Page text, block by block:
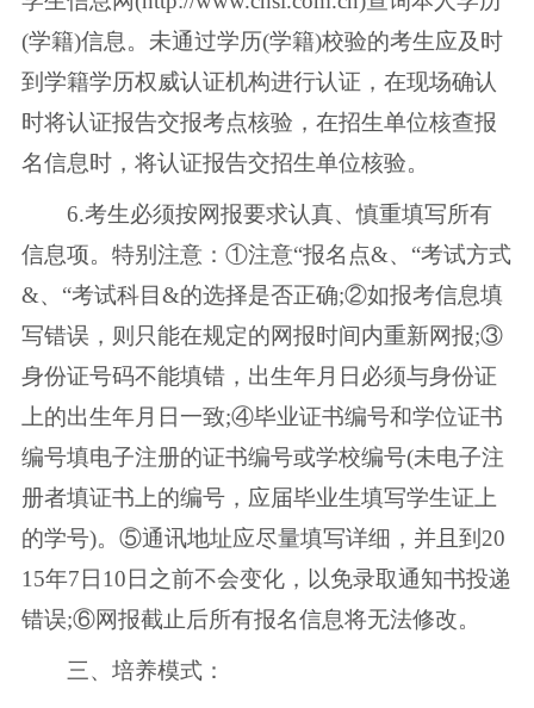
(学籍)信息。未通过学历(学籍)校验的考生应及时
到学籍学历权威认证机构进行认证，在现场确认
时将认证报告交报考点核验，在招生单位核查报
名信息时，将认证报告交招生单位核验。
6.考生必须按网报要求认真、慎重填写所有
信息项。特别注意：①注意“报名点&、“考试方式
&、“考试科目&的选择是否正确;②如报考信息填
写错误，则只能在规定的网报时间内重新网报;③
身份证号码不能填错，出生年月日必须与身份证
上的出生年月日一致;④毕业证书编号和学位证书
编号填电子注册的证书编号或学校编号(未电子注
册者填证书上的编号，应届毕业生填写学生证上
的学号)。⑤通讯地址应尽量填写详细，并且到20
15年7日10日之前不会变化，以免录取通知书投递
错误;⑥网报截止后所有报名信息将无法修改。
三、培养模式：